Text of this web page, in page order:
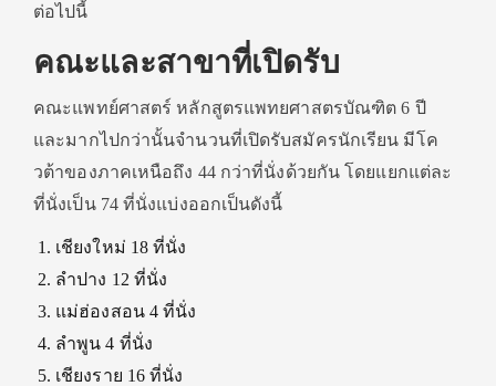
ต่อไปนี้
คณะและสาขาที่เปิดรับ
คณะแพทย์ศาสตร์ หลักสูตรแพทยศาสตรบัณฑิต 6 ปี
และมากไปกว่านั้นจำนวนที่เปิดรับสมัครนักเรียน มีโค
วต้าของภาคเหนือถึง 44 กว่าที่นั่งด้วยกัน โดยแยกแต่ละ
ที่นั่งเป็น 74 ที่นั่งแบ่งออกเป็นดังนี้
เชียงใหม่ 18 ที่นั่ง
ลำปาง 12 ที่นั่ง
แม่ฮ่องสอน 4 ที่นั่ง
ลำพูน 4 ที่นั่ง
เชียงราย 16 ที่นั่ง